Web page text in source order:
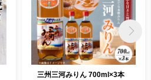
三州三河みりん 700ml×3本